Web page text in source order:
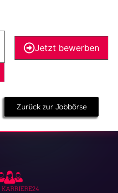
Jetzt bewerben
Zurück zur Jobbörse